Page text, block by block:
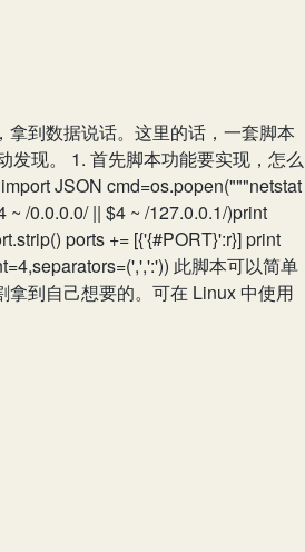
到数据说话。这里的话，一套脚本
发现。 1. 首先脚本功能要实现，怎么
JSON cmd=os.popen("""netstat
/0.0.0.0/ || $4 ~ /127.0.0.1/)print
ports += [{'{#PORT}':r}] print
此脚本可以简单
到自己想要的。可在 Linux 中使用